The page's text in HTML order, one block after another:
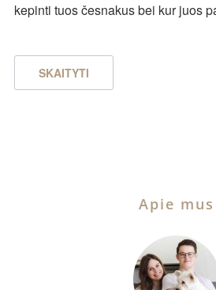
kepinti tuos česnakus bei kur juos
SKAITYTI
Apie mus